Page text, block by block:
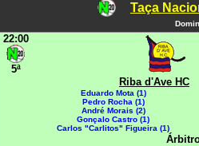
Taça
22:00
5ª
Riba d'Ave HC
Eduardo Mota (1)
Pedro Rocha (1)
André Morais (2)
Gonçalo Castro (1)
Carlos "Carlitos" Figueira (1)